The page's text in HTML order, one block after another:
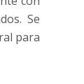
Se
para